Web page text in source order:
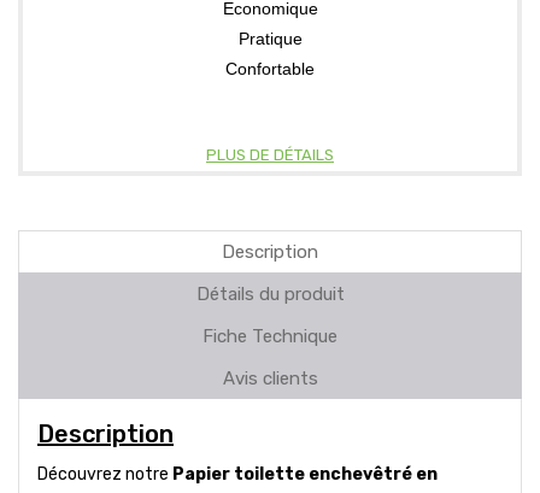
Economique
Pratique
Confortable
PLUS DE DÉTAILS
Description
Détails du produit
Fiche Technique
Avis clients
Description
Découvrez notre Papier toilette enchevêtré en